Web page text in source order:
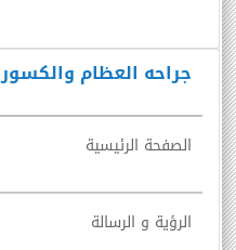
جراحه العظام والكسور
الصفحة الرئيسية
الرؤية و الرسالة